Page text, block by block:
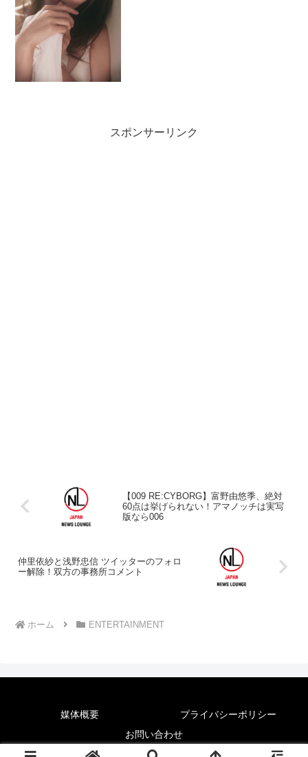
スポンサーリンク
【009 RE:CYBORG】富野由悠季、絶対
60点は挙げられない！アマノッチは実写
版なら006
仲里依紗と浅野忠信 ツイッターのフォロ
ー解除！双方の事務所コメント
ホーム ENTERTAINMENT
媒体概要
プライバシーポリシー
お問い合わせ